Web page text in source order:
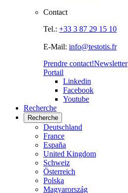
Contact
Tel.: +33 3 87 29 15 10
E-Mail: info@testotis.fr
Prendre contact!Newsletter
Portail
Linkedin
Facebook
Youtube
Recherche
Recherche
Deutschland
France
España
United Kingdom
Schweiz
Österreich
Polska
Magyarország